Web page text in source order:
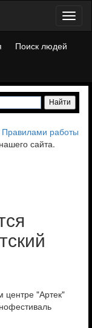
Поиск людей
Правилами работы
нашего сайта.
"Артек"